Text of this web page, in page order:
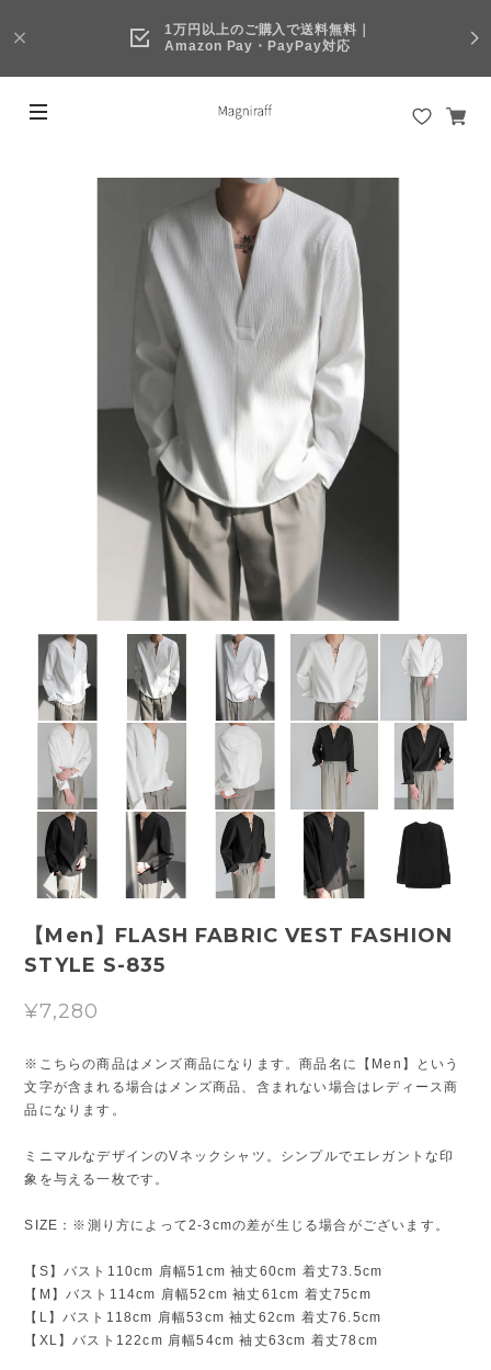
1万円以上のご購入で送料無料｜
Amazon Pay・PayPay対応
【Men】FLASH FABRIC VEST FASHION
STYLE S-835
¥7,280
※こちらの商品はメンズ商品になります。商品名に【Men】という
文字が含まれる場合はメンズ商品、含まれない場合はレディース商
品になります。
ミニマルなデザインのVネックシャツ。シンプルでエレガントな印
象を与える一枚です。
SIZE：※測り方によって2-3cmの差が生じる場合がございます。
【S】バスト110cm 肩幅51cm 袖丈60cm 着丈73.5cm
【M】バスト114cm 肩幅52cm 袖丈61cm 着丈75cm
【L】バスト118cm 肩幅53cm 袖丈62cm 着丈76.5cm
【XL】バスト122cm 肩幅54cm 袖丈63cm 着丈78cm